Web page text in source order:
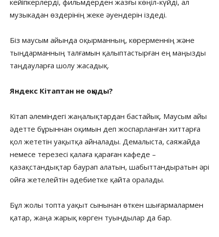
музыкадан өздерінің жеке әуендерін іздеді.
Біз маусым айында оқырманның, көрерменнің және
тыңдарманның талғамын қалыптастырған ең маңызды
таңдауларға шолу жасадық.
Яндекс Кітаптан не оқыды?
Кітап әлеміндегі жаңалықтардан бастайық. Маусым айы
әдетте бұрыннан оқимын деп жоспарланған хиттарға
қол жететін уақытқа айналады. Демалыста, саяжайда
немесе терезесі қалаға қараған кафеде –
қазақстандықтар баурап алатын, шабыттандыратын әрі
ойға жетелейтін әдебиетке қайта оралады.
Бұл жолы топта уақыт сынынан өткен шығармалармен
қатар, жаңа жарық көрген туындылар да бар.